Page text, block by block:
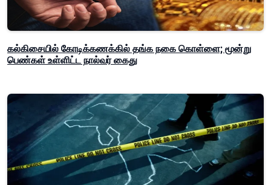
கல்கிசையில் கோடிக்கணக்கில் தங்க நகை கொள்ளை; மூன்று
பெண்கள் உள்ளிட்ட நால்வர் கைது